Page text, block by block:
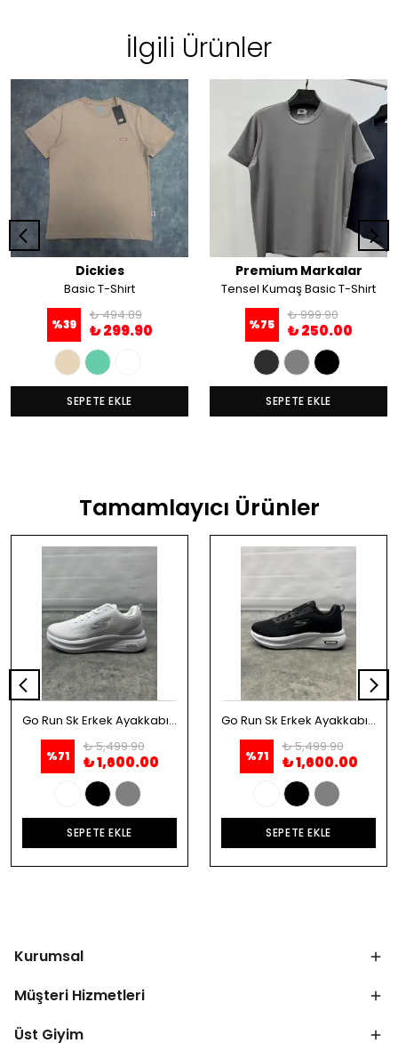
İlgili Ürünler
Dickies
Basic T-Shirt
%39
₺ 494.89
₺ 299.90
SEPETE EKLE
Premium Markalar
Tensel Kumaş Basic T-Shirt
%75
₺ 999.90
₺ 250.00
SEPETE EKLE
Tamamlayıcı Ürünler
Go Run Sk Erkek Ayakkabı - Beyaz
%71
₺ 5,499.90
₺ 1,600.00
SEPETE EKLE
Go Run Sk Erkek Ayakkabı - Siyah
%71
₺ 5,499.90
₺ 1,600.00
SEPETE EKLE
Kurumsal
Müşteri Hizmetleri
Üst Giyim